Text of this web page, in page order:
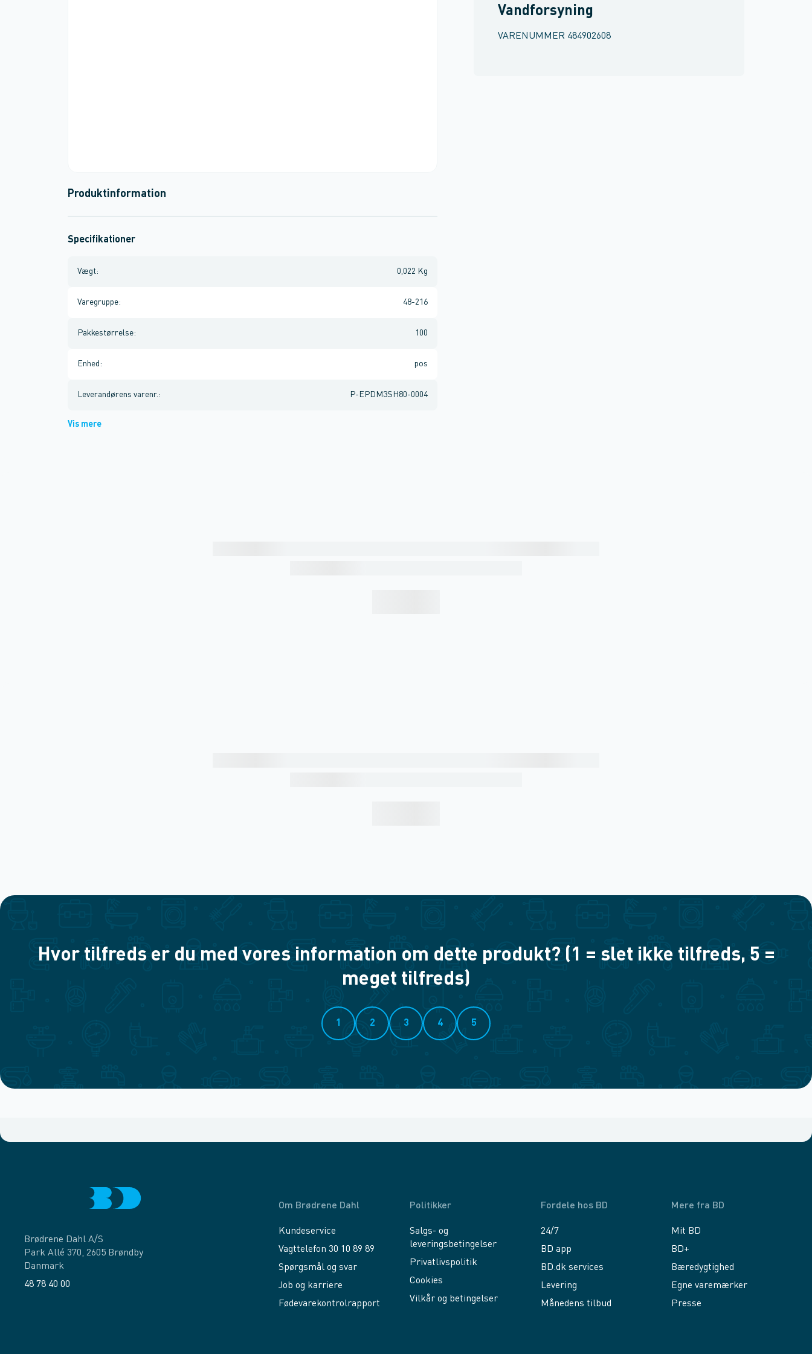
Vandforsyning
VARENUMMER 484902608
Produktinformation
Specifikationer
Vægt: 0,022 Kg
Varegruppe: 48-216
Pakkestørrelse: 100
Enhed : pos
Leverandørens varenr. : P-EPDM3SH80-0004
Vis mere
Hvor tilfreds er du med vores information om dette produkt? (1 = slet ikke tilfreds, 5 =
meget tilfreds)
1 2 3 4 5
Brødrene Dahl A/S
Park Allé 370, 2605 Brøndby
Danmark
48 78 40 00
Om Brødrene Dahl
Kundeservice
Vagttelefon 30 10 89 89
Spørgsmål og svar
Job og karriere
Fødevarekontrolrapport
Politikker
Salgs- og
leveringsbetingelser
Privatlivspolitik
Cookies
Vilkår og betingelser
Fordele hos BD
24/7
BD app
BD.dk services
Levering
Månedens tilbud
Mere fra BD
Mit BD
BD+
Bæredygtighed
Egne varemærker
Presse